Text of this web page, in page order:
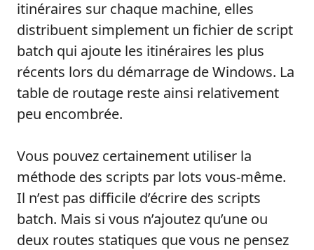
itinéraires sur chaque machine, elles
distribuent simplement un fichier de script
batch qui ajoute les itinéraires les plus
récents lors du démarrage de Windows. La
table de routage reste ainsi relativement
peu encombrée.
Vous pouvez certainement utiliser la
méthode des scripts par lots vous-même.
Il n’est pas difficile d’écrire des scripts
batch. Mais si vous n’ajoutez qu’une ou
deux routes statiques que vous ne pensez